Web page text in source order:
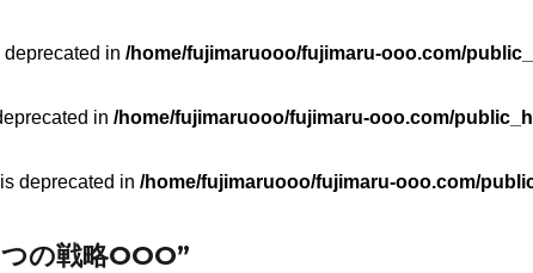
in /home/fujimaruooo/fujimaru-ooo.com/
in /home/fujimaruooo/fujimaru-ooo.com/
deprecated in /home/fujimaruooo/fujimaru-ooo.com/
の戦略OOO”